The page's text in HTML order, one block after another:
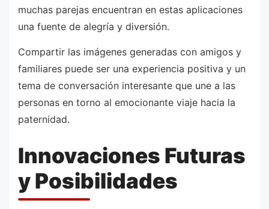
muchas parejas encuentran en estas aplicaciones
una fuente de alegría y diversión.
Compartir las imágenes generadas con amigos y
familiares puede ser una experiencia positiva y un
tema de conversación interesante que une a las
personas en torno al emocionante viaje hacia la
paternidad.
Innovaciones Futuras
y Posibilidades